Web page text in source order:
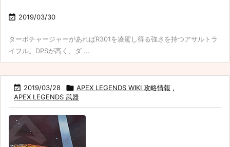
 2019/03/30
ターボチャージャーがあればR301を凌駕し得る強さを持つアサルトラ
イフル。DPSが高く、ダ ...
 2019/03/28  APEX LEGENDS WIKI 攻略情報 ,
APEX LEGENDS 武器